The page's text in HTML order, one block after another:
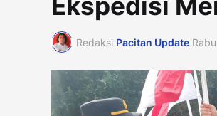
Redaksi Pacitan Update